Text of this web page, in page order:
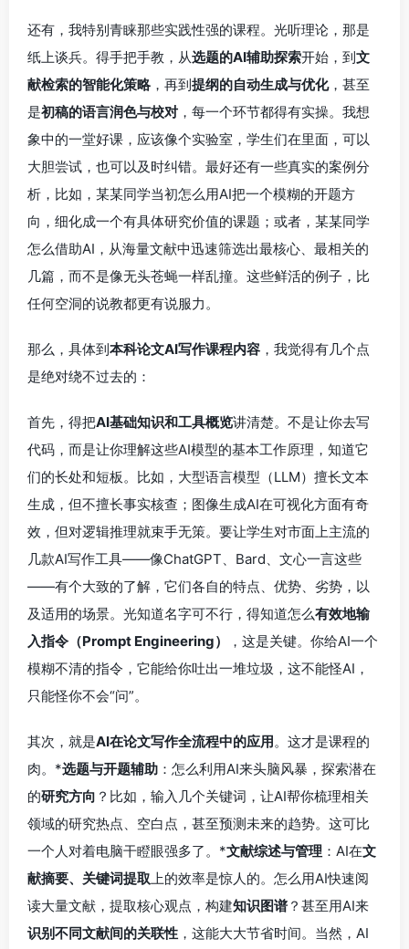
还有，我特别青睐那些实践性强的课程。光听理论，那是
纸上谈兵。得手把手教，从选题的AI辅助探索开始，到文
献检索的智能化策略 ，再到提纲的自动生成与优化，甚至
是初稿的语言润色与校对 ，每一个环节都得有实操。我想
象中的一堂好课，应该像个实验室，学生们在里面，可以
大胆尝试，也可以及时纠错。最好还有一些真实的案例分
析，比如，某某同学当初怎么用AI把一个模糊的开题方
向，细化成一个有具体研究价值的课题；或者，某某同学
怎么借助AI，从海量文献中迅速筛选出最核心、最相关的
几篇，而不是像无头苍蝇一样乱撞。这些鲜活的例子，比
任何空洞的说教都更有说服力。
那么，具体到本科论文AI写作课程内容 ，我觉得有几个点
是绝对绕不过去的：
首先，得把AI基础知识和工具概览讲清楚。不是让你去写
代码，而是让你理解这些AI模型的基本工作原理，知道它
们的长处和短板。比如，大型语言模型（LLM）擅长文本
生成，但不擅长事实核查；图像生成AI在可视化方面有奇
效，但对逻辑推理就束手无策。要让学生对市面上主流的
几款AI写作工具——像ChatGPT、Bard、文心一言这些
——有个大致的了解，它们各自的特点、优势、劣势，以
及适用的场景。光知道名字可不行，得知道怎么有效地输
入指令（Prompt Engineering）
，这是关键。你给AI一个
模糊不清的指令，它能给你吐出一堆垃圾，这不能怪AI，
只能怪你不会“问”。
其次，就是AI在论文写作全流程中的应用。这才是课程的
肉。*选题与开题辅助 ：怎么利用AI来头脑风暴，探索潜在
的研究方向 ？比如，输入几个关键词，让AI帮你梳理相关
领域的研究热点、空白点，甚至预测未来的趋势。这可比
一个人对着电脑干瞪眼强多了。*文献综述与管理 ：AI在文
献摘要、关键词提取 上的效率是惊人的。怎么用AI快速阅
读大量文献，提取核心观点，构建知识图谱 ？甚至用AI来
识别不同文献间的关联性 ，这能大大节省时间。当然，AI